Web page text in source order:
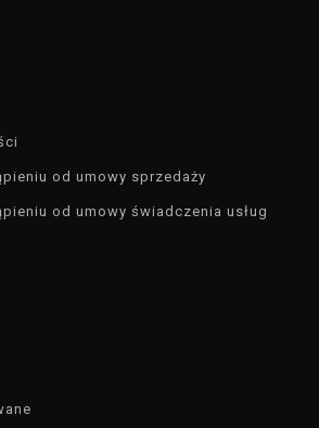
od umowy sprzedaży
od umowy świadczenia usług